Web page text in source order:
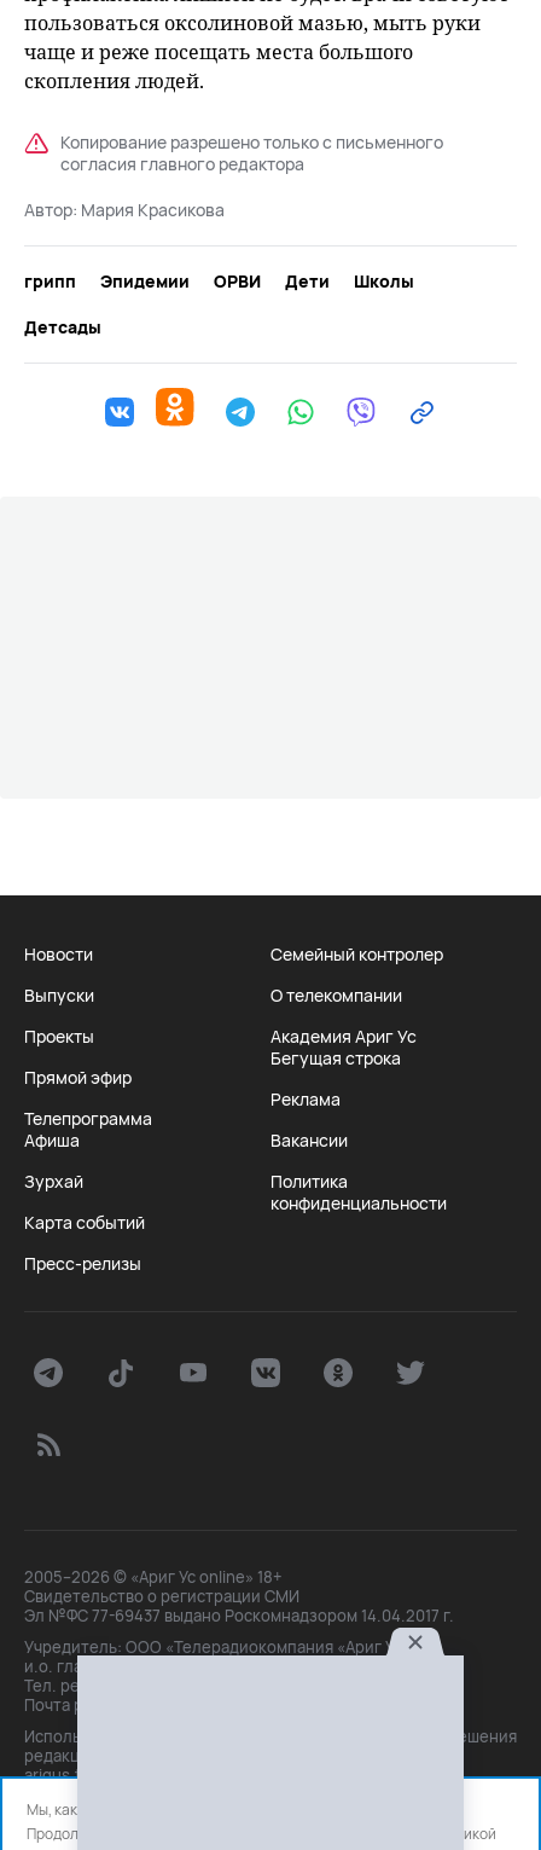
пользоваться оксолиновой мазью, мыть руки
чаще и реже посещать места большого
скопления людей.
Копирование разрешено только с письменного
согласия главного редактора
Автор: Мария Красикова
грипп Эпидемии ОРВИ Дети
Школы
Детсады
Новости
Выпуски
Проекты
Прямой эфир
Телепрограмма
Афиша
Зурхай
Карта событий
Пресс-релизы
Семейный контролер
О телекомпании
Академия Ариг Ус
Бегущая строка
Реклама
Вакансии
Политика
конфиденциальности
2005–2026 © «Ариг Ус online» 18+
Свидетельство о регистрации СМИ
Эл №ФС 77-69437 выдано Роскомнадзором 14.04.2017 г.
Учредитель: ООО «Телерадиокомпания «Ариг Ус»,
и.о. главного редактора: Маханова О.Б.
Тел. peдakции: +7(3012)21-30-14,
Почта peдakции: editor@arigus.tv
Использование материалов только с письменного разрешения
редакции. При цитировании прямая активная ссылка на
arigus.tv обязательна.
Мы, как и все используем файлы cookie и сервисы аналитики.
Продолжая использовать сайт, вы соглашаетесь с нашей
политикой